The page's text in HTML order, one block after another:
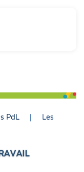
PdL
Les